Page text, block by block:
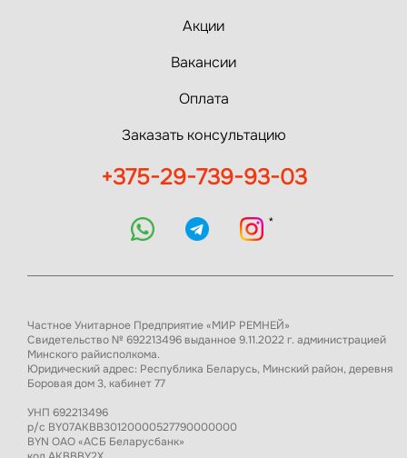
Акции
Вакансии
Оплата
Заказать консультацию
+375-29-739-93-03
*
Частное Унитарное Предприятие «МИР РЕМНЕЙ»
Свидетельство № 692213496 выданное 9.11.2022 г. администрацией
Минского райисполкома.
Юридический адрес: Республика Беларусь, Минский район, деревня
Боровая дом 3, кабинет 77
УНП 692213496
р/с BY07AKBB30120000527790000000
BYN ОАО «АСБ Беларусбанк»